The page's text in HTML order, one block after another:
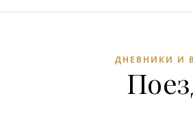
ДНЕВНИКИ И